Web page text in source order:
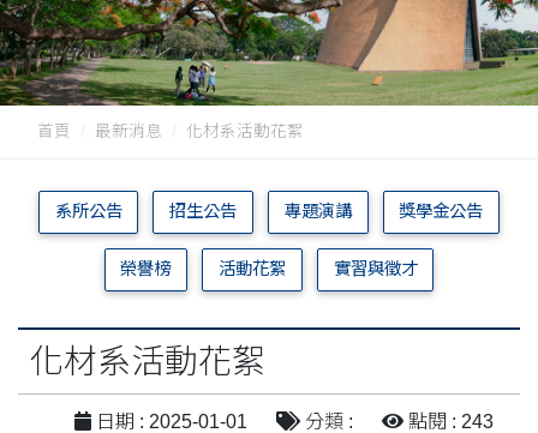
首頁 最新消息 化材系活動花絮
系所公告 招生公告 專題演講 獎學金公告
榮譽榜 活動花絮 實習與徵才
化材系活動花絮
日期 : 2025-01-01 分類 : 點閱 : 243